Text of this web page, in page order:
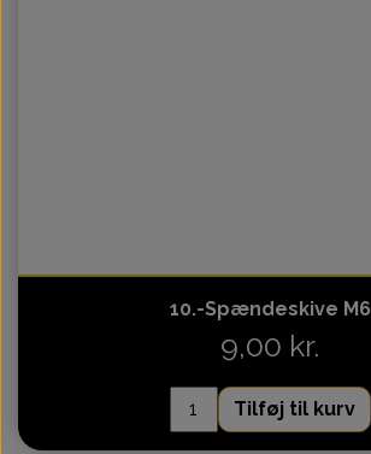
10.-Spændeskive M6
9,00 kr.
Tilføj til kurv